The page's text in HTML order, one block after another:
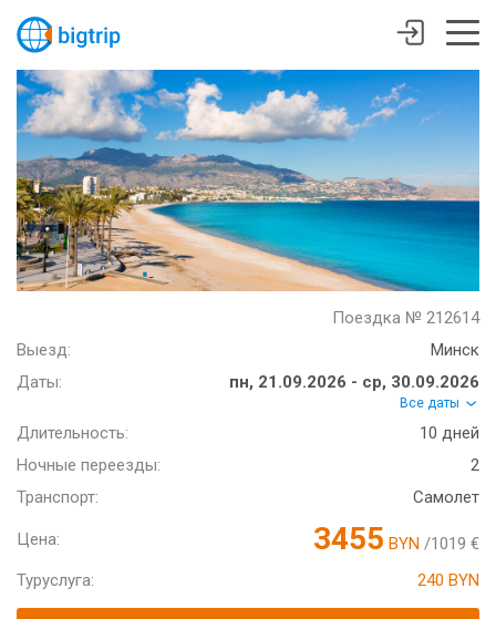
Поездка № 212614
Выезд:
Минск
Даты:
пн, 21.09.2026 - ср, 30.09.2026
Все даты
Длительность:
10 дней
Ночные переезды:
2
Транспорт:
Самолет
Цена: 3455 BYN /1019 €
Туруслуга:
240 BYN